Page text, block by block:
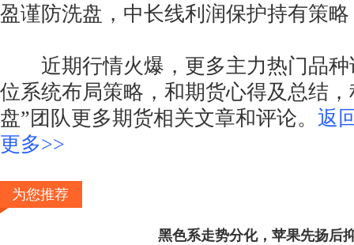
盈谨防洗盘，中长线利润保护持有策
近期行情火爆，更多主力热门品种
位系统布局策略，和期货心得及总结
盘”团队更多期货相关文章和评论。 返
更多>>
为您推荐
黑色系走势分化，苹果先扬后